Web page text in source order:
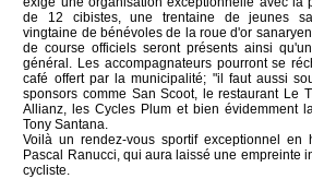
de 12 cibistes, une trentaine de jeunes
vingtaine de bénévoles de la roue d'or
de course officiels seront présents ainsi
général. Les accompagnateurs pourront se
café offert par la municipalité; "il faut aussi
sponsors comme San Scoot, le restaurant Le
Allianz, les Cycles Plum et bien évidemment
Tony Santana.
Voilà un rendez-vous sportif exceptionnel en
Pascal Ranucci, qui aura laissé une empreinte
cycliste.